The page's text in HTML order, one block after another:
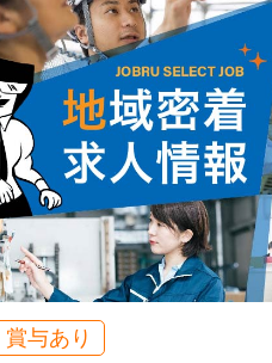
賞与あり